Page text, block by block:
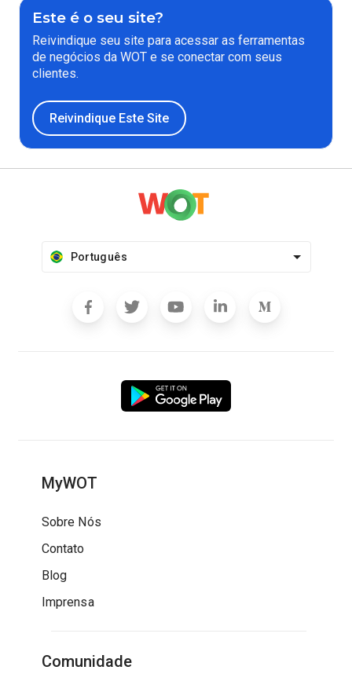
Este é o seu site?
Reivindique seu site para acessar as ferramentas
de negócios da WOT e se conectar com seus
clientes.
Reivindique Este Site
Português
MyWOT
Sobre Nós
Contato
Blog
Imprensa
Comunidade